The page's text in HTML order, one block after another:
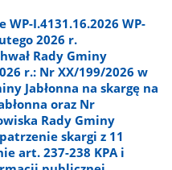
WP-I.4131.16.2026 WP-
2026 r.
Rady Gminy
r.: Nr XX/199/2026 w
Jabłonna na skargę na
oraz Nr
Rady Gminy
skargi z 11
art. 237-238 KPA i